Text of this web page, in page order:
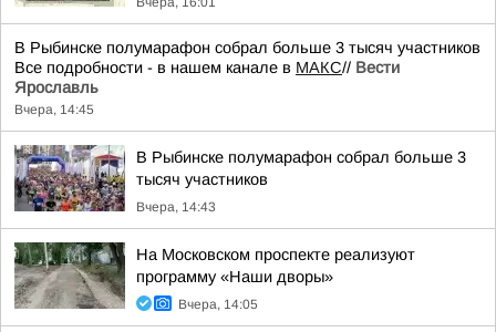
В Рыбинске полумарафон собрал больше 3 тысяч участников
Все подробности - в нашем канале в МАКС// Вести
Ярославль
Вчера, 14:45
В Рыбинске полумарафон собрал больше 3
тысяч участников
Вчера, 14:43
На Московском проспекте реализуют
программу «Наши дворы»
Вчера, 14:05